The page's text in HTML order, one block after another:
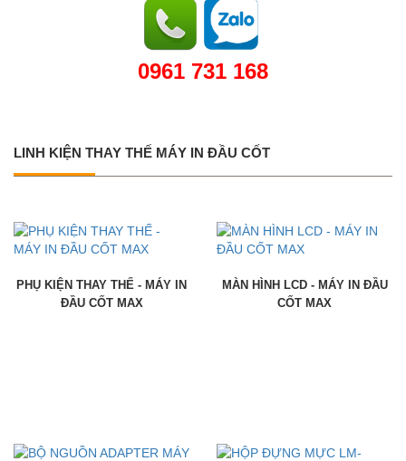
0961 731 168
LINH KIỆN THAY THẾ MÁY IN ĐẦU CỐT
PHỤ KIỆN THAY THẾ - MÁY IN
ĐẦU CỐT MAX
MÀN HÌNH LCD - MÁY IN ĐẦU
CỐT MAX